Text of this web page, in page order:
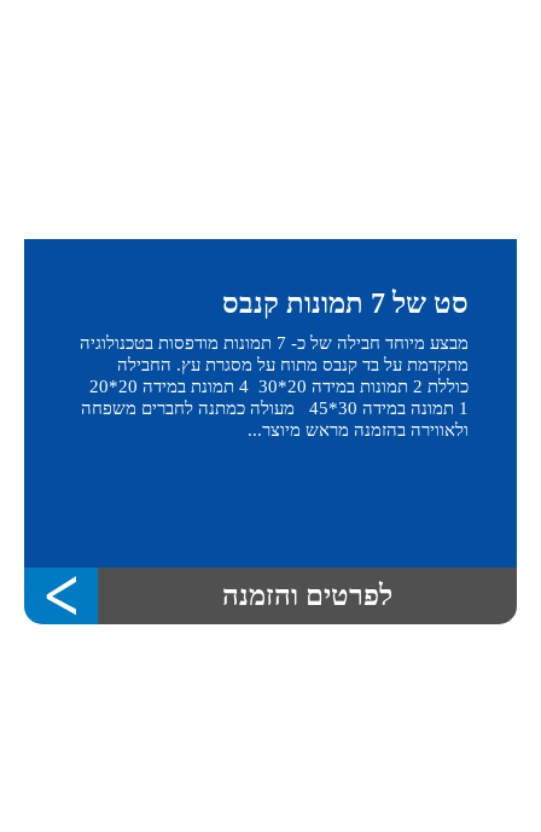
סט של 7 תמונות קנבס
מבצע מיוחד חבילה של כ- 7 תמונות מודפסות בטכנולוגיה
מתקדמת על בד קנבס מתוח על מסגרת עץ. החבילה
1 תמונה במידה 30*45 מעולה כמתנה לחברים משפחה
ולאווירה בהזמנה מראש מיוצר...
לפרטים והזמנה